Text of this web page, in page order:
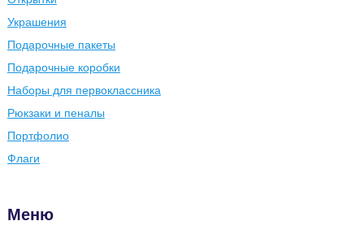
Украшения
Подарочные пакеты
Подарочные коробки
Наборы для первоклассника
Рюкзаки и пеналы
Портфолио
Флаги
Меню